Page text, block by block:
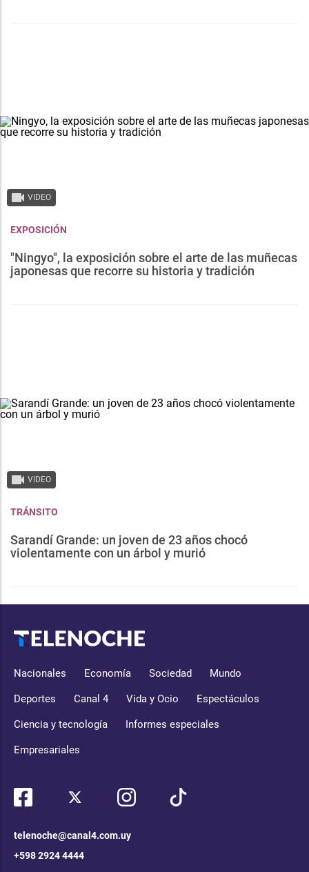
VIDEO
EXPOSICIÓN
"Ningyo", la exposición sobre el arte de las muñecas
japonesas que recorre su historia y tradición
VIDEO
TRÁNSITO
Sarandí Grande: un joven de 23 años chocó
violentamente con un árbol y murió
Nacionales Economía Sociedad Mundo
Deportes Canal 4 Vida y Ocio Espectáculos
Ciencia y tecnología Informes especiales
Empresariales
telenoche@canal4.com.uy
+598 2924 4444